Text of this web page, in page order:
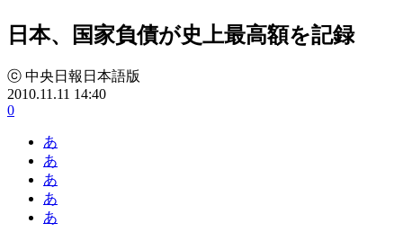
日本、国家負債が史上最高額を記録
ⓒ 中央日報日本語版
2010.11.11 14:40
0
あ
あ
あ
あ
あ